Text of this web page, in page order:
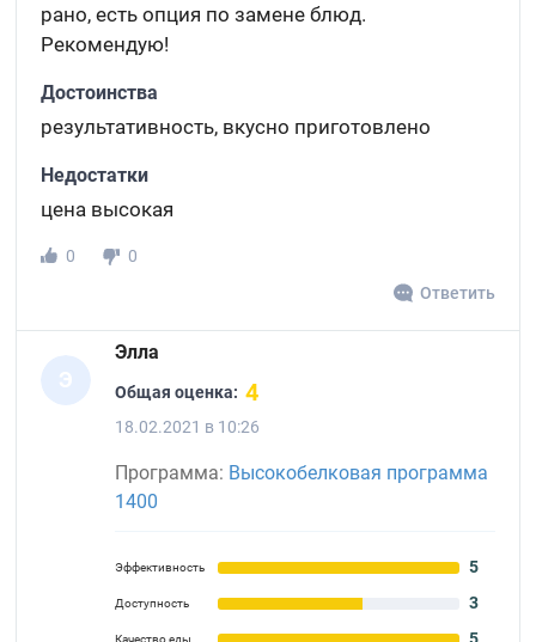
рано, есть опция по замене блюд.
Рекомендую!
Достоинства
результативность, вкусно приготовлено
Недостатки
цена высокая
0
0
Ответить
Э
Элла
Общая оценка: 4
18.02.2021 в 10:26
Программа: Высокобелковая программа
1400
Эффективность 5
Доступность 3
Качество еды